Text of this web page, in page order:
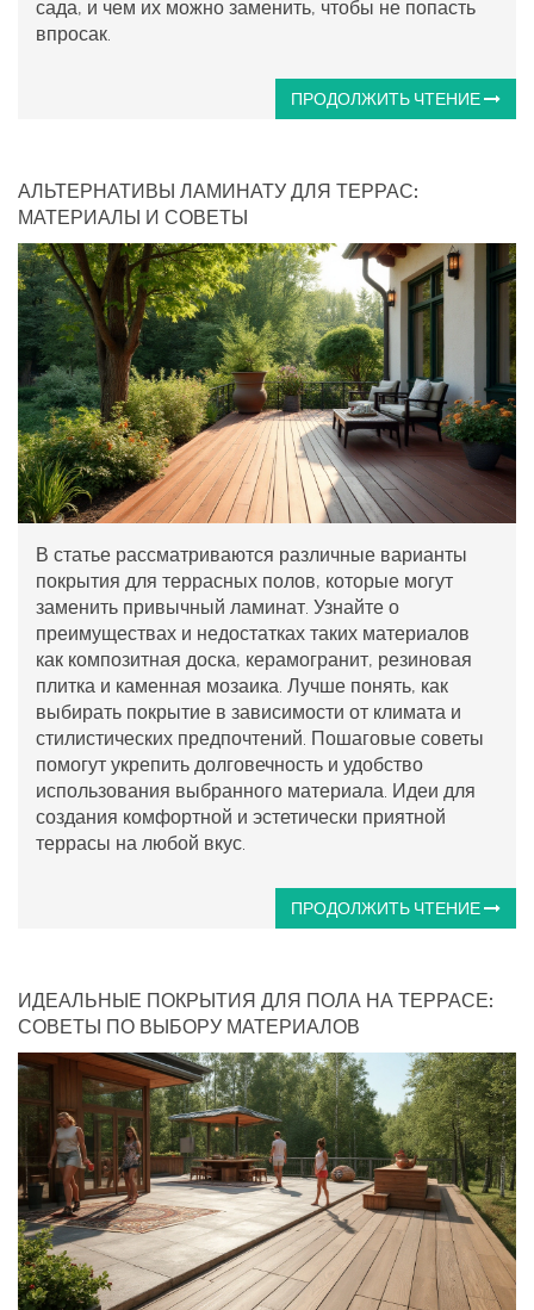
сада, и чем их можно заменить, чтобы не попасть
впросак.
ПРОДОЛЖИТЬ ЧТЕНИЕ
АЛЬТЕРНАТИВЫ ЛАМИНАТУ ДЛЯ ТЕРРАС:
МАТЕРИАЛЫ И СОВЕТЫ
В статье рассматриваются различные варианты
покрытия для террасных полов, которые могут
заменить привычный ламинат. Узнайте о
преимуществах и недостатках таких материалов
как композитная доска, керамогранит, резиновая
плитка и каменная мозаика. Лучше понять, как
выбирать покрытие в зависимости от климата и
стилистических предпочтений. Пошаговые советы
помогут укрепить долговечность и удобство
использования выбранного материала. Идеи для
создания комфортной и эстетически приятной
террасы на любой вкус.
ПРОДОЛЖИТЬ ЧТЕНИЕ
ИДЕАЛЬНЫЕ ПОКРЫТИЯ ДЛЯ ПОЛА НА ТЕРРАСЕ:
СОВЕТЫ ПО ВЫБОРУ МАТЕРИАЛОВ